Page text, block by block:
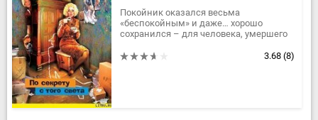
Покойник оказался весьма
«беспокойным» и даже… хорошо
сохранился – для человека, умершего
квартире, но не захотел «светиться»
3.68 (8)